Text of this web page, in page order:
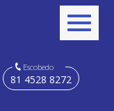
Escobedo
81 4528 8272